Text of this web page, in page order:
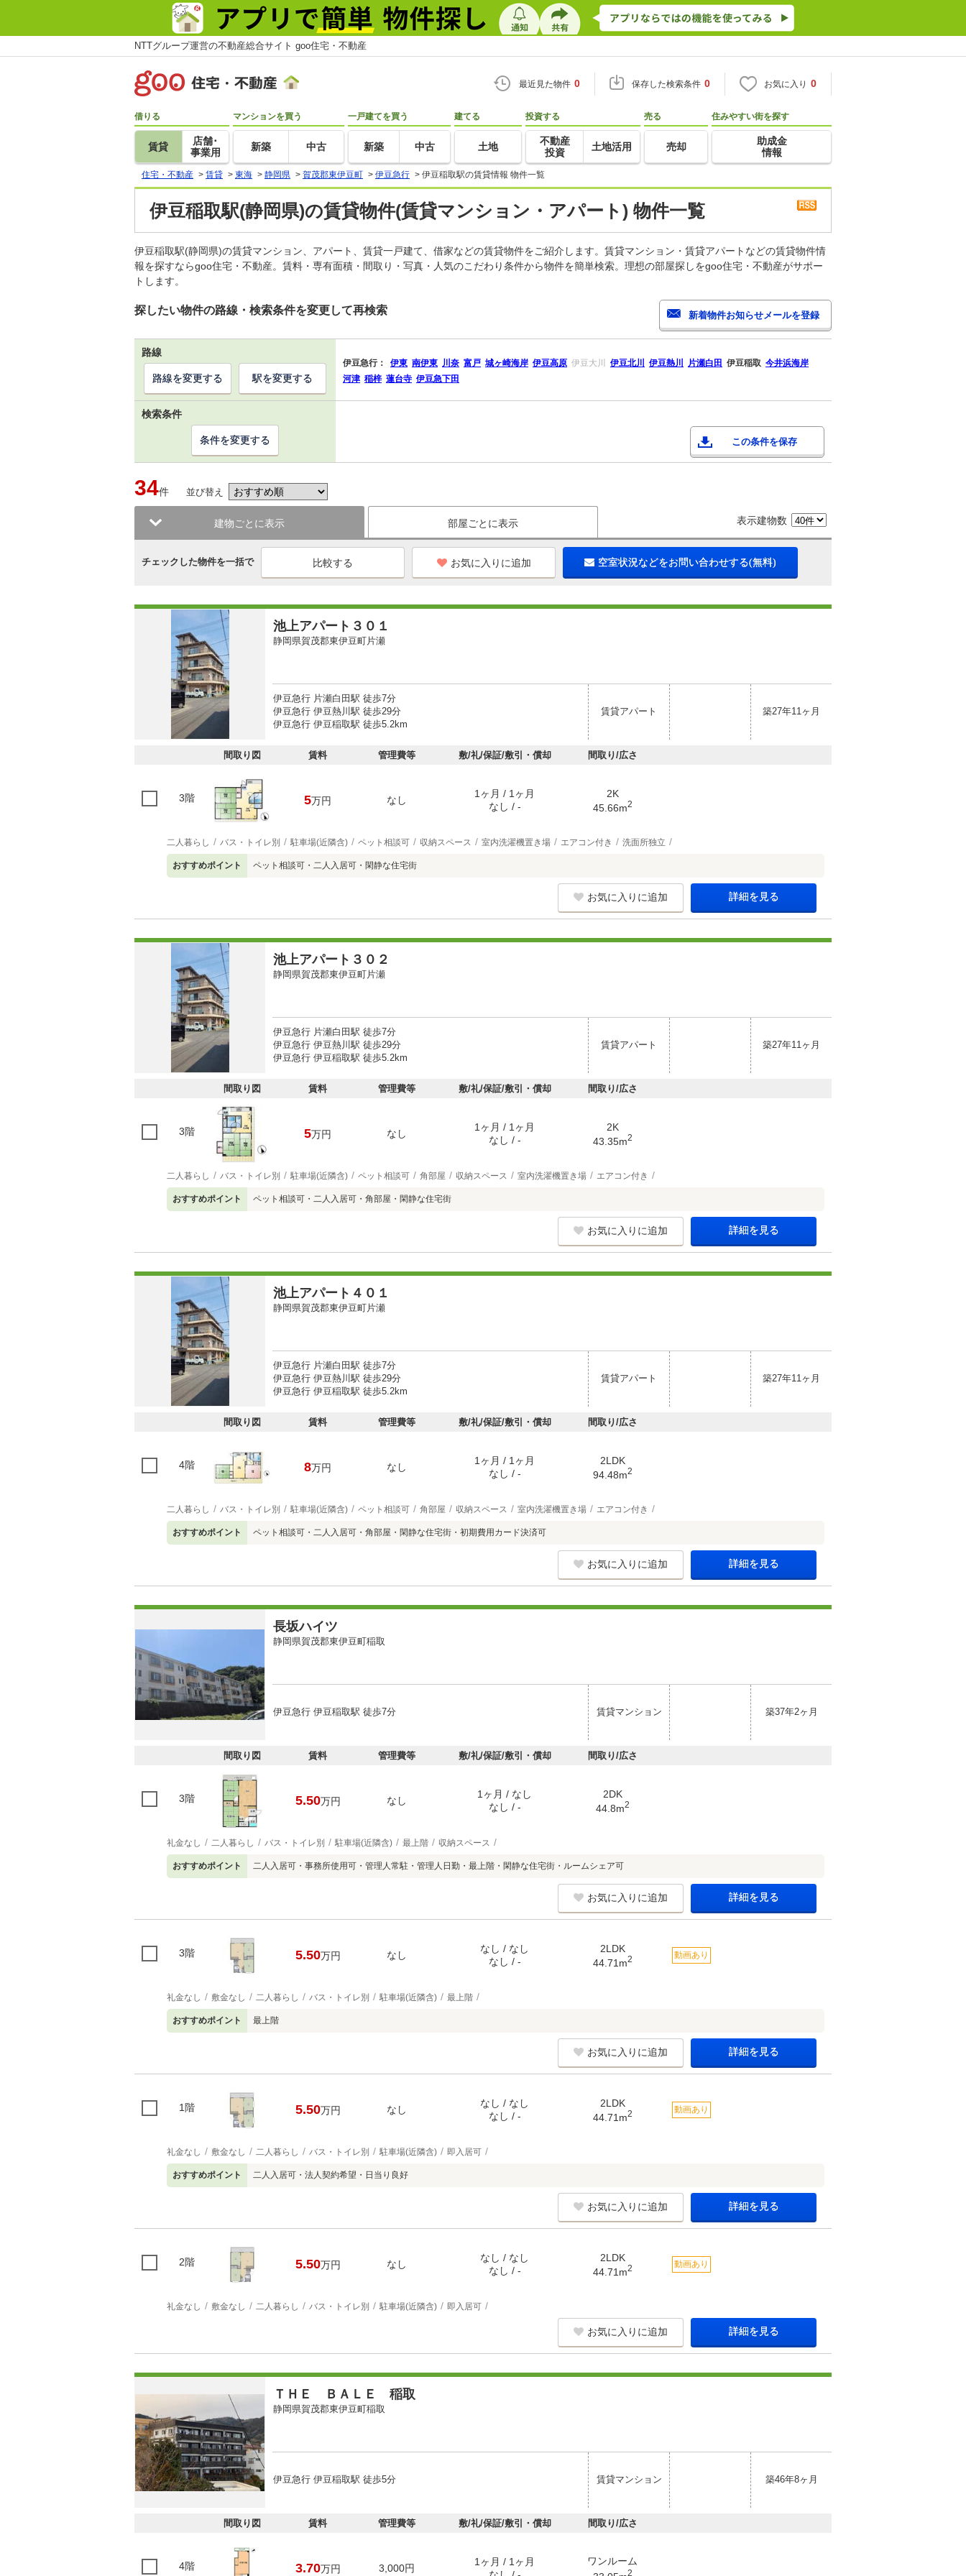
NTTグループ運営の不動産総合サイト goo住宅・不動産
最近見た物件 0 保存した検索条件 0 お気に入り 0
借りる
賃貸
店舗･
事業用
マンションを買う
新築 中古
一戸建てを買う
新築 中古
建てる
土地
投資する
不動産
投資
土地活用
売る
売却
住みやすい街を探す
助成金
情報
住宅・不動産 > 賃貸 > 東海 > 静岡県 > 賀茂郡東伊豆町 > 伊豆急行 > 伊豆稲取駅の賃貸情報 物件一覧
伊豆稲取駅(静岡県)の賃貸物件(賃貸マンション・アパート) 物件一覧
伊豆稲取駅(静岡県)の賃貸マンション、アパート、賃貸一戸建て、借家などの賃貸物件をご紹介します。賃貸マンション・賃貸アパートなどの賃貸物件情
報を探すならgoo住宅・不動産。賃料・専有面積・間取り・写真・人気のこだわり条件から物件を簡単検索。理想の部屋探しをgoo住宅・不動産がサポー
トします。
探したい物件の路線・検索条件を変更して再検索
路線
伊豆急行： 伊東 南伊東 川奈 富戸 城ヶ崎海岸 伊豆高原 伊豆大川 伊豆北川 伊豆熱川 片瀬白田 伊豆稲取 今井浜海岸
河津 稲梓 蓮台寺 伊豆急下田
路線を変更する 駅を変更する
検索条件
この条件を保存
条件を変更する
34件 並び替え
建物ごとに表示 部屋ごとに表示 表示建物数
チェックした物件を一括で お気に入りに追加 空室状況などをお問い合わせする(無料)
池上アパート３０１
静岡県賀茂郡東伊豆町片瀬
伊豆急行 片瀬白田駅 徒歩7分
伊豆急行 伊豆熱川駅 徒歩29分
伊豆急行 伊豆稲取駅 徒歩5.2km
賃貸アパート 築27年11ヶ月
間取り図 賃料 管理費等 敷/礼/保証/敷引・償却 間取り/広さ
3階 5万円 なし
1ヶ月 / 1ヶ月
なし / -
2K
45.66m2
二人暮らし バス・トイレ別 駐車場(近隣含) ペット相談可 収納スペース 室内洗濯機置き場 エアコン付き 洗面所独立
おすすめポイント ペット相談可・二人入居可・閑静な住宅街
お気に入りに追加 詳細を見る
池上アパート３０２
静岡県賀茂郡東伊豆町片瀬
伊豆急行 片瀬白田駅 徒歩7分
伊豆急行 伊豆熱川駅 徒歩29分
伊豆急行 伊豆稲取駅 徒歩5.2km
賃貸アパート 築27年11ヶ月
間取り図 賃料 管理費等 敷/礼/保証/敷引・償却 間取り/広さ
3階 5万円 なし
1ヶ月 / 1ヶ月
なし / -
2K
43.35m2
二人暮らし バス・トイレ別 駐車場(近隣含) ペット相談可 角部屋 収納スペース 室内洗濯機置き場 エアコン付き
おすすめポイント ペット相談可・二人入居可・角部屋・閑静な住宅街
お気に入りに追加 詳細を見る
池上アパート４０１
静岡県賀茂郡東伊豆町片瀬
伊豆急行 片瀬白田駅 徒歩7分
伊豆急行 伊豆熱川駅 徒歩29分
伊豆急行 伊豆稲取駅 徒歩5.2km
賃貸アパート 築27年11ヶ月
間取り図 賃料 管理費等 敷/礼/保証/敷引・償却 間取り/広さ
4階 8万円 なし
1ヶ月 / 1ヶ月
なし / -
2LDK
94.48m2
二人暮らし バス・トイレ別 駐車場(近隣含) ペット相談可 角部屋 収納スペース 室内洗濯機置き場 エアコン付き
おすすめポイント ペット相談可・二人入居可・角部屋・閑静な住宅街・初期費用カード決済可
お気に入りに追加 詳細を見る
長坂ハイツ
静岡県賀茂郡東伊豆町稲取
伊豆急行 伊豆稲取駅 徒歩7分 賃貸マンション 築37年2ヶ月
間取り図 賃料 管理費等 敷/礼/保証/敷引・償却 間取り/広さ
3階 5.50万円 なし
1ヶ月 / なし
なし / -
2DK
44.8m2
礼金なし 二人暮らし バス・トイレ別 駐車場(近隣含) 最上階 収納スペース
おすすめポイント 二人入居可・事務所使用可・管理人常駐・管理人日勤・最上階・閑静な住宅街・ルームシェア可
お気に入りに追加 詳細を見る
3階 5.50万円 なし
なし / なし
なし / -
2LDK
44.71m2 動画あり
礼金なし 敷金なし 二人暮らし バス・トイレ別 駐車場(近隣含) 最上階
おすすめポイント 最上階
お気に入りに追加 詳細を見る
1階 5.50万円 なし
なし / なし
なし / -
2LDK
44.71m2 動画あり
礼金なし 敷金なし 二人暮らし バス・トイレ別 駐車場(近隣含) 即入居可
おすすめポイント 二人入居可・法人契約希望・日当り良好
お気に入りに追加 詳細を見る
2階 5.50万円 なし
なし / なし
なし / -
2LDK
44.71m2 動画あり
礼金なし 敷金なし 二人暮らし バス・トイレ別 駐車場(近隣含) 即入居可
お気に入りに追加 詳細を見る
ＴＨＥ ＢＡＬＥ 稲取
静岡県賀茂郡東伊豆町稲取
伊豆急行 伊豆稲取駅 徒歩5分 賃貸マンション 築46年8ヶ月
間取り図 賃料 管理費等 敷/礼/保証/敷引・償却 間取り/広さ
4階 3.70万円 3,000円
1ヶ月 / 1ヶ月
ワンルーム
2